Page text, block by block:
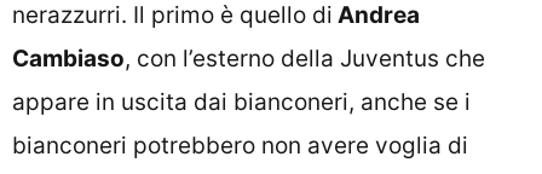
nerazzurri. Il primo è quello di Andrea
Cambiaso, con l’esterno della Juventus che
appare in uscita dai bianconeri, anche se i
bianconeri potrebbero non avere voglia di